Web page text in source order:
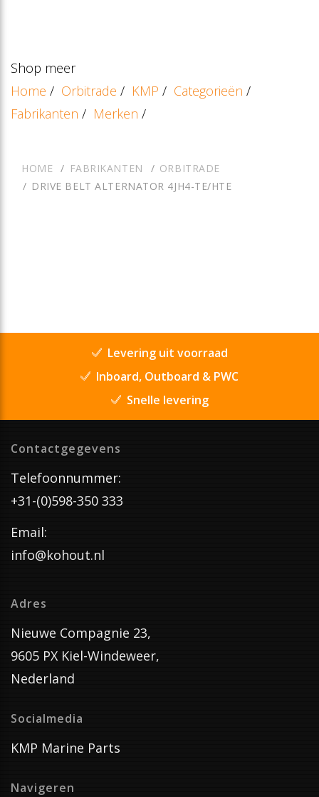
Shop meer
Home / Orbitrade / KMP / Categorieën /
Fabrikanten / Merken /
HOME FABRIKANTEN
ORBITRADE
DRIVE BELT ALTERNATOR 4JH4-TE/HTE
Levering uit voorraad
Inboard, Outboard & PWC
Snelle levering
Contactgegevens
Telefoonnummer:
+31-(0)598-350 333
Email:
info@kohout.nl
Adres
Nieuwe Compagnie 23,
9605 PX Kiel-Windeweer,
Nederland
Socialmedia
KMP Marine Parts
Navigeren